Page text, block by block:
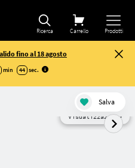
Ricerca Carrello Prodotti
fino al 18 agosto
min 43 sec.
Salva
Visualizzazione